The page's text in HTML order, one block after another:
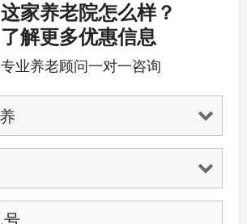
这家养老院怎么样？
了解更多优惠信息
专业养老顾问一对一咨询